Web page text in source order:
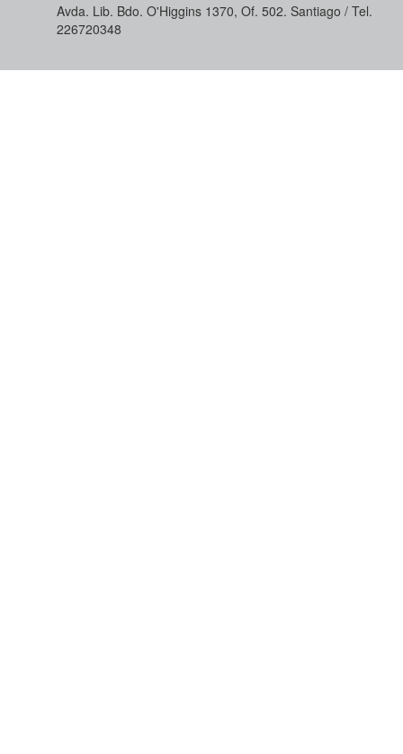
Avda. Lib. Bdo. O'Higgins 1370, Of. 502. Santiago / Tel.
226720348